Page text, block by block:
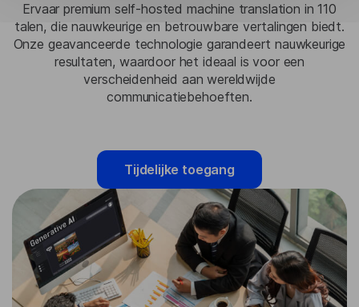
Ervaar premium self-hosted machine translation in 110
talen, die nauwkeurige en betrouwbare vertalingen biedt.
Onze geavanceerde technologie garandeert nauwkeurige
resultaten, waardoor het ideaal is voor een
verscheidenheid aan wereldwijde
communicatiebehoeften.
Tijdelijke toegang